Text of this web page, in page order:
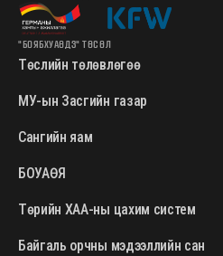
"БОЯБХУАӨДЗ" ТӨСӨЛ
Төслийн төлөвлөгөө
МУ-ын Засгийн газар
Сангийн яам
БОУАӨЯ
Төрийн ХАА-ны цахим систем
Байгаль орчны мэдээллийн сан